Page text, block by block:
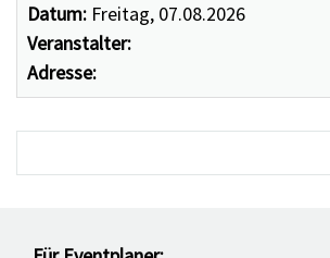
Datum: Freitag, 07.08.2026
Veranstalter:
Adresse: